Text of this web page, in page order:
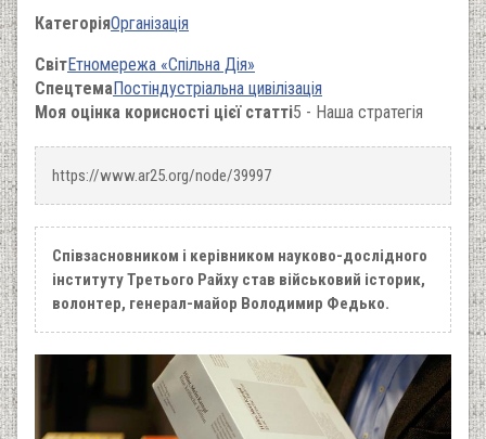
КатегоріяОрганізація
СвітЕтномережа «Спільна Дія»
СпецтемаПостіндустріальна цивілізація
Моя оцінка корисності цієї статті5 - Наша стратегія
https://www.ar25.org/node/39997
Співзасновником і керівником науково-дослідного
інституту Третього Райху став військовий історик,
волонтер, генерал-майор Володимир Федько.